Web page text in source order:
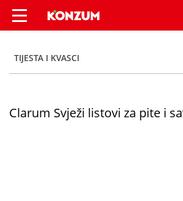
Clarum Svježi listovi za
TIJESTA I KVASCI
Clarum Svježi listovi za pite i